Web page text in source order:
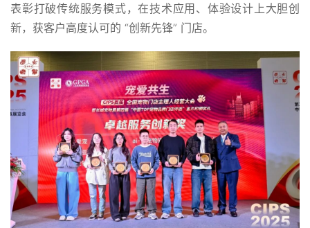
表彰打破传统服务模式，在技术应用、体验设计上大胆创
新，获客户高度认可的 “创新先锋” 门店。